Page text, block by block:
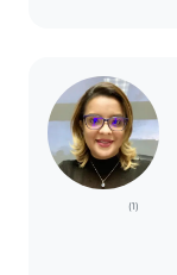
(1)